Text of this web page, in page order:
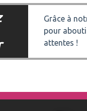
Grâce à
pour
attentes !